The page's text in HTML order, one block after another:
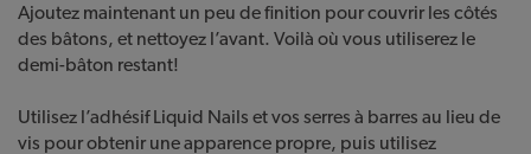
Ajoutez maintenant un peu de finition pour couvrir les côtés
des bâtons, et nettoyez l’avant. Voilà où vous utiliserez le
demi-bâton restant!
Utilisez l’adhésif Liquid Nails et vos serres à barres au lieu de
vis pour obtenir une apparence propre, puis utilisez